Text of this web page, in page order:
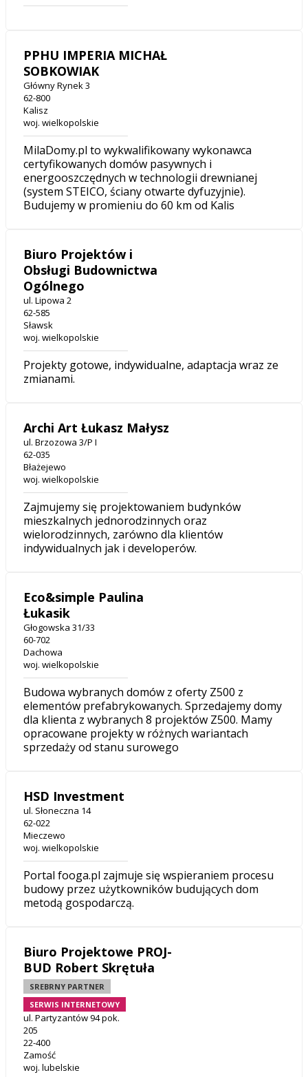
PPHU IMPERIA MICHAŁ
SOBKOWIAK
Główny Rynek 3
62-800
Kalisz
woj. wielkopolskie
MilaDomy.pl to wykwalifikowany wykonawca
certyfikowanych domów pasywnych i
energooszczędnych w technologii drewnianej
(system STEICO, ściany otwarte dyfuzyjnie).
Budujemy w promieniu do 60 km od Kalis
Biuro Projektów i
Obsługi Budownictwa
Ogólnego
ul. Lipowa 2
62-585
Sławsk
woj. wielkopolskie
Projekty gotowe, indywidualne, adaptacja wraz ze
zmianami.
Archi Art Łukasz Małysz
ul. Brzozowa 3/P I
62-035
Błażejewo
woj. wielkopolskie
Zajmujemy się projektowaniem budynków
mieszkalnych jednorodzinnych oraz
wielorodzinnych, zarówno dla klientów
indywidualnych jak i developerów.
Eco&simple Paulina
Łukasik
Głogowska 31/33
60-702
Dachowa
woj. wielkopolskie
Budowa wybranych domów z oferty Z500 z
elementów prefabrykowanych. Sprzedajemy domy
dla klienta z wybranych 8 projektów Z500. Mamy
opracowane projekty w różnych wariantach
sprzedaży od stanu surowego
HSD Investment
ul. Słoneczna 14
62-022
Mieczewo
woj. wielkopolskie
Portal fooga.pl zajmuje się wspieraniem procesu
budowy przez użytkowników budujących dom
metodą gospodarczą.
Biuro Projektowe PROJ-
BUD Robert Skrętuła
SREBRNY PARTNER
SERWIS INTERNETOWY
ul. Partyzantów 94 pok.
205
22-400
Zamość
woj. lubelskie